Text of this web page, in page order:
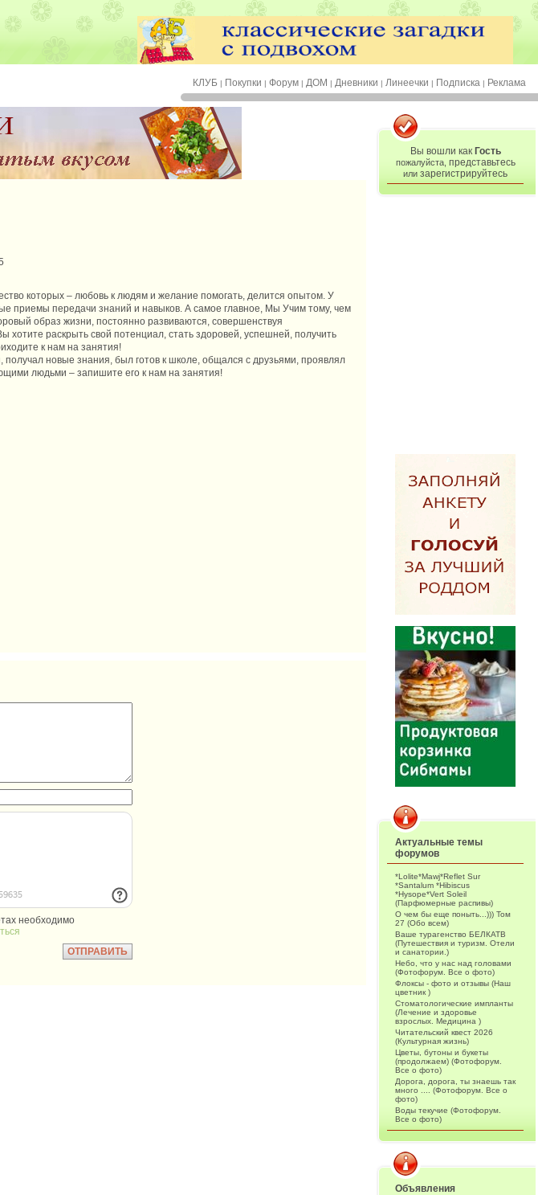
КЛУБ | Покупки | Форум | ДОМ | Дневники | Линеечки | Подписка | Реклама
которых – любовь к людям и желание помогать, делится опытом. У
приемы передачи знаний и навыков. А самое главное, Мы Учим тому, чем
образ жизни, постоянно развиваются, совершенствуя
раскрыть свой потенциал, стать здоровей, успешней, получить
к нам на занятия!
новые знания, был готов к школе, общался с друзьями, проявлял
людьми – запишите его к нам на занятия!
необходимо
Вы вошли как Гость
пожалуйста, представьтесь
или зарегистрируйтесь
Актуальные темы
форумов
*Lolite*Mawj*Reflet Sur
*Santalum *Hibiscus
*Hysope*Vert Soleil
(Парфюмерные распивы)
О чем бы еще поныть...))) Том
27 (Обо всем)
Ваше турагенство БЕЛКАТВ
(Путешествия и туризм. Отели
и санатории.)
Небо, что у нас над головами
(Фотофорум. Все о фото)
Флоксы - фото и отзывы (Наш
цветник )
Стоматологические импланты
(Лечение и здоровье
взрослых. Медицина )
Читательский квест 2026
(Культурная жизнь)
Цветы, бутоны и букеты
(продолжаем) (Фотофорум.
Все о фото)
Дорога, дорога, ты знаешь так
много .... (Фотофорум. Все о
фото)
Воды текучие (Фотофорум.
Все о фото)
Объявления